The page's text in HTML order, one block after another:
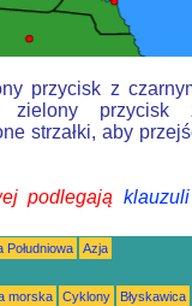
przycisk z
zielony przycisk
strzałki, aby
podlegają
Południowa
Azja
morska Cyklony Błyskawica